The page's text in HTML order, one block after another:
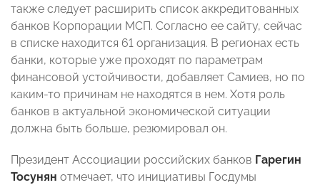
также следует расширить список аккредитованных
банков Корпорации МСП. Согласно ее сайту, сейчас
в списке находится 61 организация. В регионах есть
банки, которые уже проходят по параметрам
финансовой устойчивости, добавляет Самиев, но по
каким-то причинам не находятся в нем. Хотя роль
банков в актуальной экономической ситуации
должна быть больше, резюмировал он.
Президент Ассоциации российских банков Гарегин
Тосунян отмечает, что инициативы Госдумы